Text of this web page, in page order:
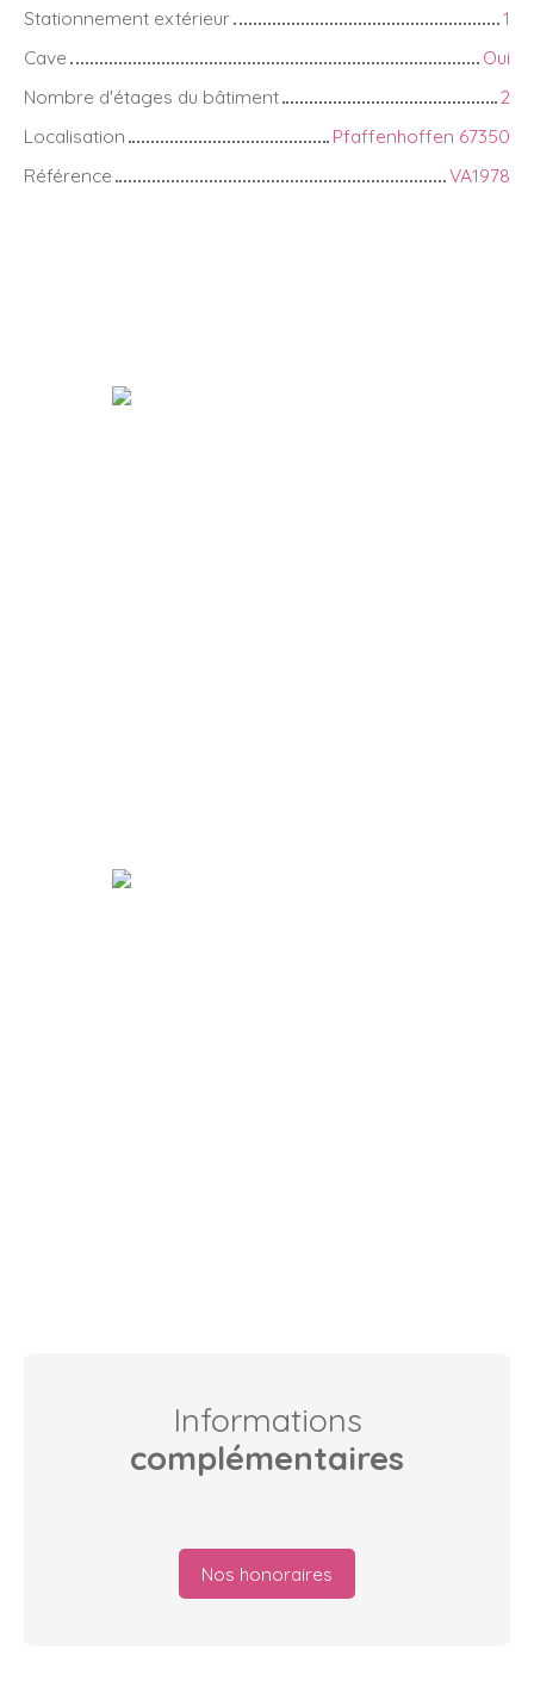
Stationnement extérieur
1
Cave
Oui
Nombre d'étages du bâtiment
2
Localisation
Pfaffenhoffen 67350
Référence
VA1978
Informations
complémentaires
Nos honoraires